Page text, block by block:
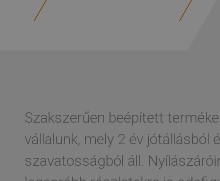
Szakszerűen beépített
vállalunk, mely 2 év jótállásból
szavatosságból áll.